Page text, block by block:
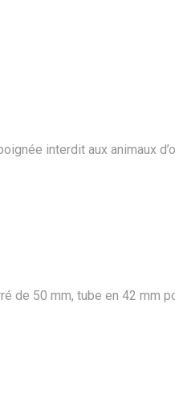
interdit aux animaux
50 mm, tube en 42 mm